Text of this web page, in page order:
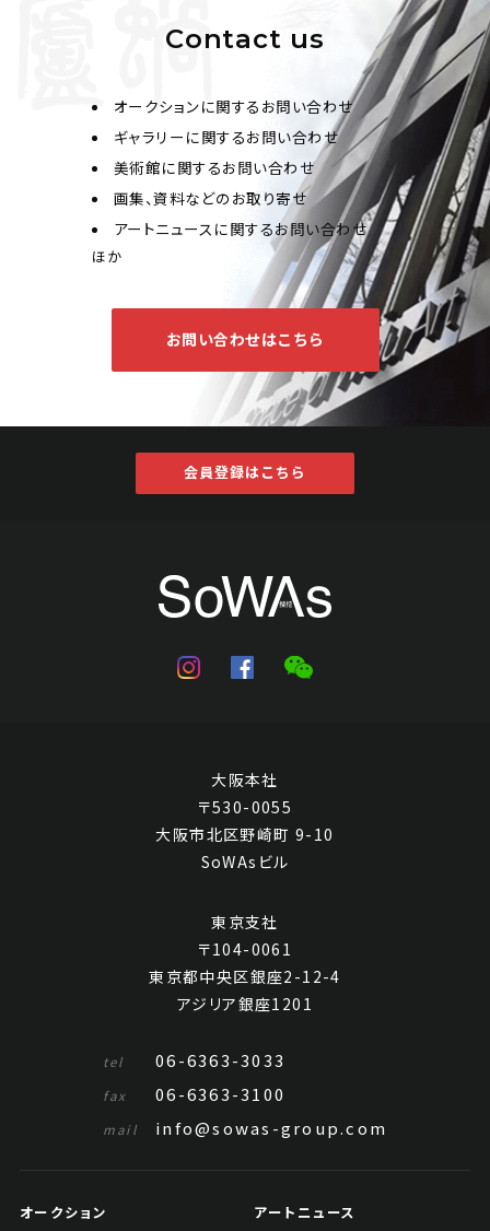
Contact us
オークションに関するお問い合わせ
ギャラリーに関するお問い合わせ
美術館に関するお問い合わせ
画集、資料などのお取り寄せ
アートニュースに関するお問い合わせ
ほか
お問い合わせはこちら
会員登録はこちら
大阪本社
〒530-0055
大阪市北区野崎町 9-10
SoWAsビル
東京支社
〒104-0061
東京都中央区銀座2-12-4
アジリア銀座1201
tel 06-6363-3033
fax 06-6363-3100
mail info@sowas-group.com
オークション アートニュース